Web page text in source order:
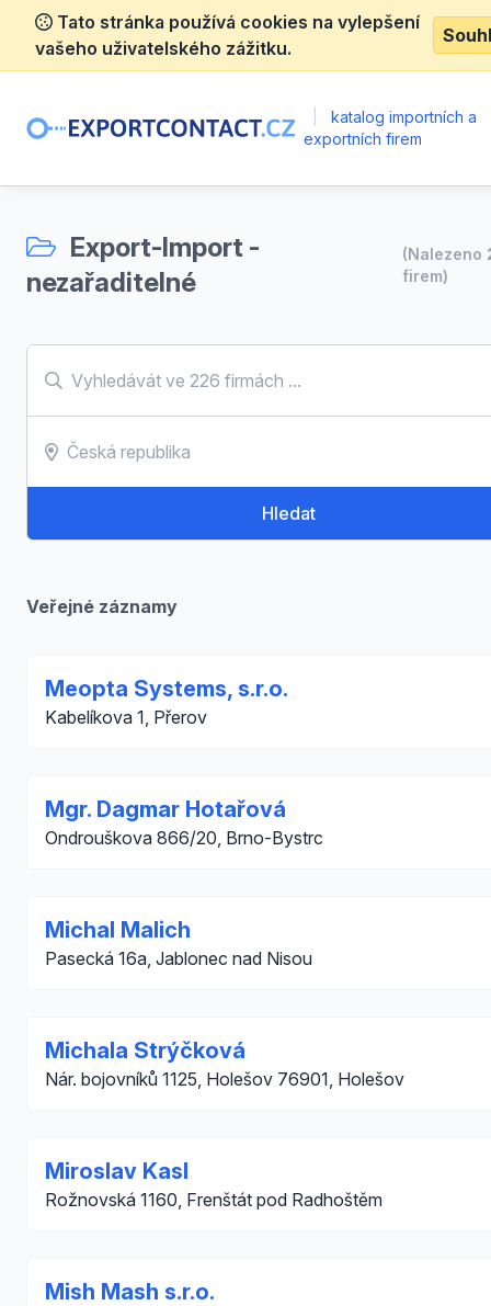
Tato stránka používá cookies na vylepšení
vašeho uživatelského zážitku.
katalog importních a
exportních firem
Export-Import -
nezařaditelné
(Nalezeno
firem)
Hledat
Veřejné záznamy
Meopta Systems, s.r.o.
Kabelíkova 1, Přerov
Mgr. Dagmar Hotařová
Ondrouškova 866/20, Brno-Bystrc
Michal Malich
Pasecká 16a, Jablonec nad Nisou
Michala Strýčková
Nár. bojovníků 1125, Holešov 76901, Holešov
Miroslav Kasl
Rožnovská 1160, Frenštát pod Radhoštěm
Mish Mash s.r.o.